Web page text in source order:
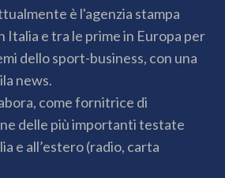
è l'agenzia stampa
Italia e tra le prime in Europa per
dello sport-business, con una
news.
come fornitrice di
delle più importanti testate
e all’estero (radio, carta